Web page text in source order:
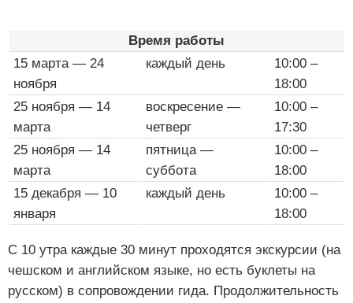
Время работы
15 марта — 24
ноября
каждый день
10:00 –
18:00
25 ноября — 14
марта
воскресение —
четверг
10:00 –
17:30
25 ноября — 14
марта
пятница —
суббота
10:00 –
18:00
15 декабря — 10
января
каждый день
10:00 –
18:00
С 10 утра каждые 30 минут проходятся экскурсии (на
чешском и английском языке, но есть буклеты на
русском) в сопровождении гида. Продолжительность